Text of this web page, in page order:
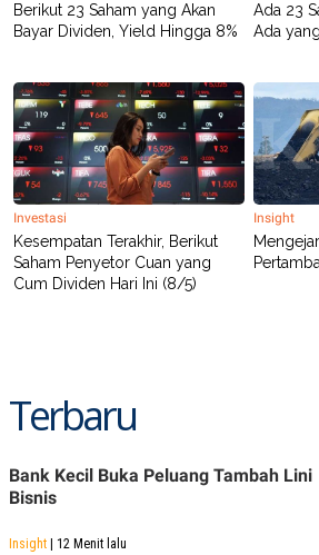
Berikut 23 Saham yang Akan
Bayar Dividen, Yield Hingga 8%
Ada 23
Ada
Investasi
Kesempatan Terakhir, Berikut
Saham Penyetor Cuan yang
Cum Dividen Hari Ini (8/5)
Insight
Terbaru
Bank Kecil Buka Peluang Tambah Lini
Bisnis
Insight | 12 Menit lalu